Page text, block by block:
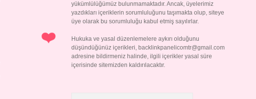
yükümlülüğümüz bulunmamaktadır. Ancak, üyelerimiz
yazdıkları içeriklerin sorumluluğunu taşımakta olup, siteye
üye olarak bu sorumluluğu kabul etmiş sayılırlar.
Hukuka ve yasal düzenlemelere aykırı olduğunu
düşündüğünüz içerikleri, backlinkpanelicomtr@gmail.com
adresine bildirmeniz halinde, ilgili içerikler yasal süre
içerisinde sitemizden kaldırılacaktır.